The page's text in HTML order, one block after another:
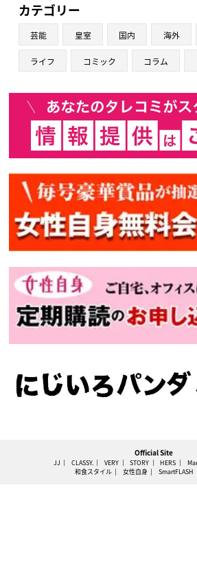
カテゴリー
芸能 皇室 国内 海外
ライフ コミック コラム
Official Site
JJ CLASSY. VERY STORY HERS
和食スタイル
女性自身 SmartFLASH